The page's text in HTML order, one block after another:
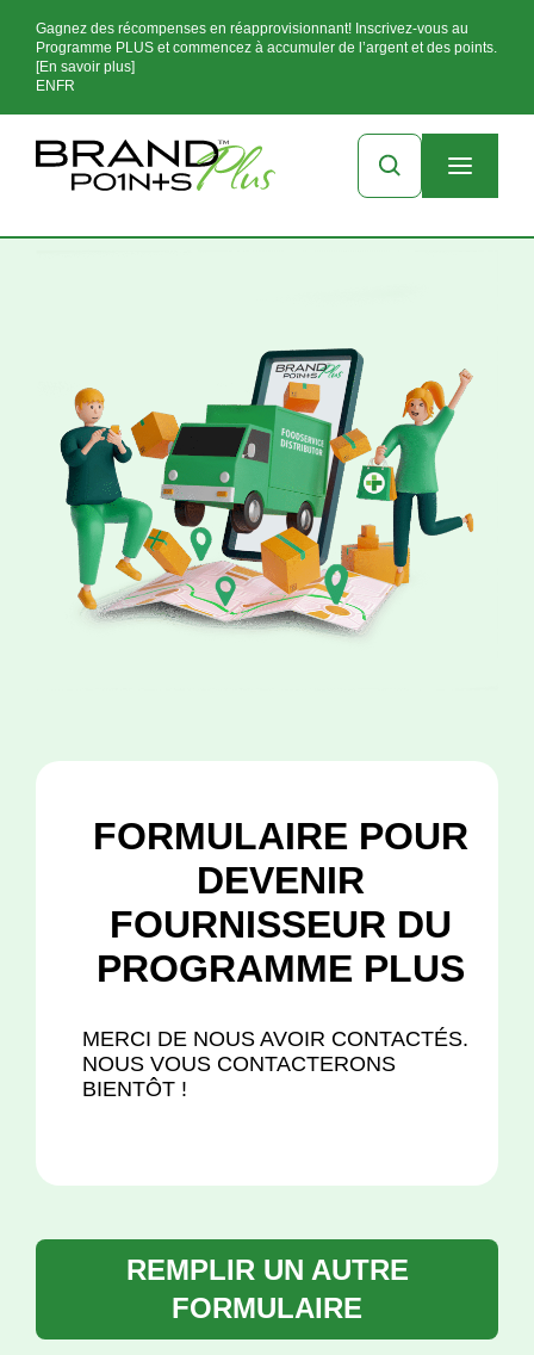
Gagnez des récompenses en réapprovisionnant! Inscrivez-vous au
Programme PLUS et commencez à accumuler de l’argent et des points.
[En savoir plus]
EN FR
FORMULAIRE POUR
DEVENIR
FOURNISSEUR DU
PROGRAMME PLUS
MERCI DE NOUS AVOIR CONTACTÉS.
NOUS VOUS CONTACTERONS
BIENTÔT !
REMPLIR UN AUTRE
FORMULAIRE